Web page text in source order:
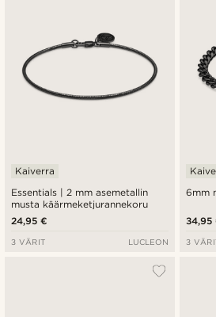
Essentials | 2 mm asemetallin
musta käärmeketjurannekoru
Kaiverra
24,95 €
3 VÄRIT LUCLEON
6mm
34,95
3